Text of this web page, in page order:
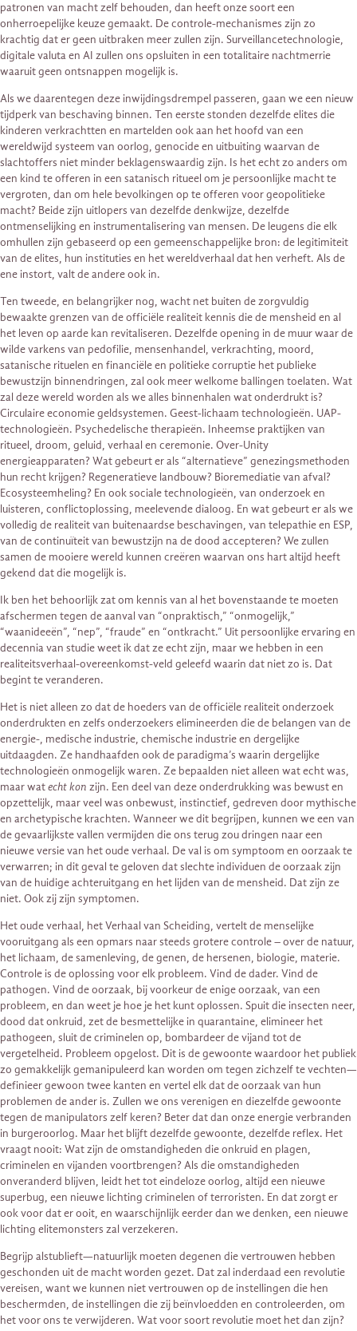
patronen van macht zelf behouden, dan heeft onze soort een
onherroepelijke keuze gemaakt. De controle-mechanismes zijn zo
krachtig dat er geen uitbraken meer zullen zijn. Surveillancetechnologie,
digitale valuta en AI zullen ons opsluiten in een totalitaire nachtmerrie
waaruit geen ontsnappen mogelijk is.
Als we daarentegen deze inwijdingsdrempel passeren, gaan we een nieuw
tijdperk van beschaving binnen. Ten eerste stonden dezelfde elites die
kinderen verkrachtten en martelden ook aan het hoofd van een
wereldwijd systeem van oorlog, genocide en uitbuiting waarvan de
slachtoffers niet minder beklagenswaardig zijn. Is het echt zo anders om
een kind te offeren in een satanisch ritueel om je persoonlijke macht te
vergroten, dan om hele bevolkingen op te offeren voor geopolitieke
macht? Beide zijn uitlopers van dezelfde denkwijze, dezelfde
ontmenselijking en instrumentalisering van mensen. De leugens die elk
omhullen zijn gebaseerd op een gemeenschappelijke bron: de legitimiteit
van de elites, hun instituties en het wereldverhaal dat hen verheft. Als de
ene instort, valt de andere ook in.
Ten tweede, en belangrijker nog, wacht net buiten de zorgvuldig
bewaakte grenzen van de officiële realiteit kennis die de mensheid en al
het leven op aarde kan revitaliseren. Dezelfde opening in de muur waar de
wilde varkens van pedofilie, mensenhandel, verkrachting, moord,
satanische rituelen en financiële en politieke corruptie het publieke
bewustzijn binnendringen, zal ook meer welkome ballingen toelaten. Wat
zal deze wereld worden als we alles binnenhalen wat onderdrukt is?
Circulaire economie geldsystemen. Geest-lichaam technologieën. UAP-
technologieën. Psychedelische therapieën. Inheemse praktijken van
ritueel, droom, geluid, verhaal en ceremonie. Over-Unity
energieapparaten? Wat gebeurt er als “alternatieve” genezingsmethoden
hun recht krijgen? Regeneratieve landbouw? Bioremediatie van afval?
Ecosysteemheling? En ook sociale technologieën, van onderzoek en
luisteren, conflictoplossing, meelevende dialoog. En wat gebeurt er als we
volledig de realiteit van buitenaardse beschavingen, van telepathie en ESP,
van de continuïteit van bewustzijn na de dood accepteren? We zullen
samen de mooiere wereld kunnen creëren waarvan ons hart altijd heeft
gekend dat die mogelijk is.
Ik ben het behoorlijk zat om kennis van al het bovenstaande te moeten
afschermen tegen de aanval van “onpraktisch,” “onmogelijk,”
“waanideeën”, “nep”, “fraude” en “ontkracht.” Uit persoonlijke ervaring en
decennia van studie weet ik dat ze echt zijn, maar we hebben in een
realiteitsverhaal-overeenkomst-veld geleefd waarin dat niet zo is. Dat
begint te veranderen.
Het is niet alleen zo dat de hoeders van de officiële realiteit onderzoek
onderdrukten en zelfs onderzoekers elimineerden die de belangen van de
energie-, medische industrie, chemische industrie en dergelijke
uitdaagden. Ze handhaafden ook de paradigma’s waarin dergelijke
technologieën onmogelijk waren. Ze bepaalden niet alleen wat echt was,
maar watecht kon zijn. Een deel van deze onderdrukking was bewust en
opzettelijk, maar veel was onbewust, instinctief, gedreven door mythische
en archetypische krachten. Wanneer we dit begrijpen, kunnen we een van
de gevaarlijkste vallen vermijden die ons terug zou dringen naar een
nieuwe versie van het oude verhaal. De val is om symptoom en oorzaak te
verwarren; in dit geval te geloven dat slechte individuen de oorzaak zijn
van de huidige achteruitgang en het lijden van de mensheid. Dat zijn ze
niet. Ook zij zijn symptomen.
Het oude verhaal, het Verhaal van Scheiding, vertelt de menselijke
vooruitgang als een opmars naar steeds grotere controle – over de natuur,
het lichaam, de samenleving, de genen, de hersenen, biologie, materie.
Controle is de oplossing voor elk probleem. Vind de dader. Vind de
pathogen. Vind de oorzaak, bij voorkeur de enige oorzaak, van een
probleem, en dan weet je hoe je het kunt oplossen. Spuit die insecten neer,
dood dat onkruid, zet de besmettelijke in quarantaine, elimineer het
pathogeen, sluit de criminelen op, bombardeer de vijand tot de
vergetelheid. Probleem opgelost. Dit is de gewoonte waardoor het publiek
zo gemakkelijk gemanipuleerd kan worden om tegen zichzelf te vechten—
definieer gewoon twee kanten en vertel elk dat de oorzaak van hun
problemen de ander is. Zullen we ons verenigen en diezelfde gewoonte
tegen de manipulators zelf keren? Beter dat dan onze energie verbranden
in burgeroorlog. Maar het blijft dezelfde gewoonte, dezelfde reflex. Het
vraagt nooit: Wat zijn de omstandigheden die onkruid en plagen,
criminelen en vijanden voortbrengen? Als die omstandigheden
onveranderd blijven, leidt het tot eindeloze oorlog, altijd een nieuwe
superbug, een nieuwe lichting criminelen of terroristen. En dat zorgt er
ook voor dat er ooit, en waarschijnlijk eerder dan we denken, een nieuwe
lichting elitemonsters zal verzekeren.
Begrijp alstublieft—natuurlijk moeten degenen die vertrouwen hebben
geschonden uit de macht worden gezet. Dat zal inderdaad een revolutie
vereisen, want we kunnen niet vertrouwen op de instellingen die hen
beschermden, de instellingen die zij beïnvloedden en controleerden, om
het voor ons te verwijderen. Wat voor soort revolutie moet het dan zijn?